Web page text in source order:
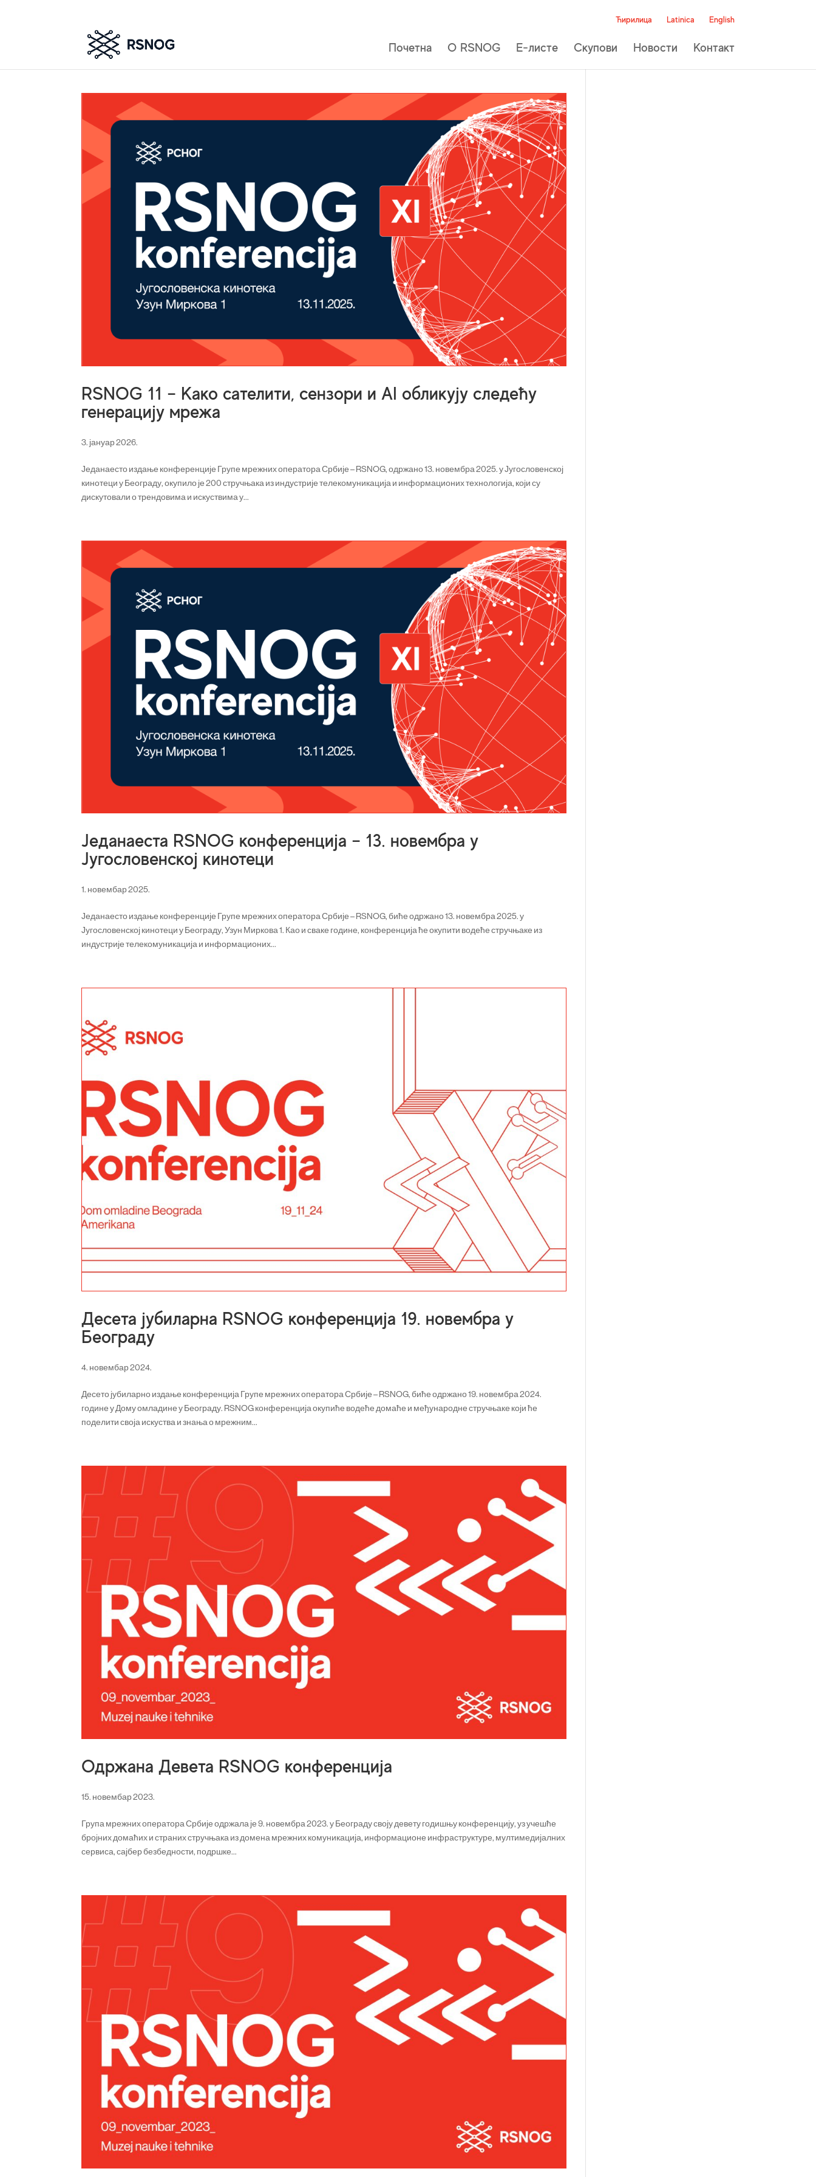
Ћирилица Latinica English
Почетна О RSNOG Е-листе Скупови Новости Контакт
RSNOG 11 – Како сателити, сензори и AI обликују следећу
генерацију мрежа
3. јануар 2026.
Једанаесто издање конференције Групе мрежних оператора Србије – RSNOG, одржано 13. новембра 2025. у Југословенској
кинотеци у Београду, окупило је 200 стручњака из индустрије телекомуникација и информационих технологија, који су
дискутовали о трендовима и искуствима у...
Једанаеста RSNOG конференција – 13. новембра у
Југословенској кинотеци
1. новембар 2025.
Једанаесто издање конференције Групе мрежних оператора Србије – RSNOG, биће одржано 13. новембра 2025. у
Југословенској кинотеци у Београду, Узун Миркова 1. Као и сваке године, конференција ће окупити водеће стручњаке из
индустрије телекомуникација и информационих...
Десета јубиларна RSNOG конференција 19. новембра у
Београду
4. новембар 2024.
Десето јубиларно издање конференција Групе мрежних оператора Србије – RSNOG, биће одржано 19. новембра 2024.
године у Дому омладине у Београду. RSNOG конференција окупиће водеће домаће и међународне стручњаке који ће
поделити своја искуства и знања о мрежним...
Одржана Девета RSNOG конференција
15. новембар 2023.
Група мрежних оператора Србије одржала је 9. новембра 2023. у Београду своју девету годишњу конференцију, уз учешће
бројних домаћих и страних стручњака из домена мрежних комуникација, информационе инфраструктуре, мултимедијалних
сервиса, сајбер безбедности, подршке...